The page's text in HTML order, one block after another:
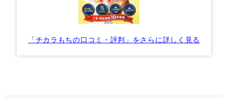
「チカラもちの口コミ・評判」をさらに詳しく見る